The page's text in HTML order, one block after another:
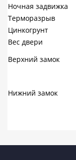
Ночная задвижка
Терморазрыв
Цинкогрунт
Вес двери
Верхний замок
Нижний замок